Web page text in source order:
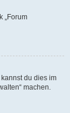
„Forum
du dies im
machen.